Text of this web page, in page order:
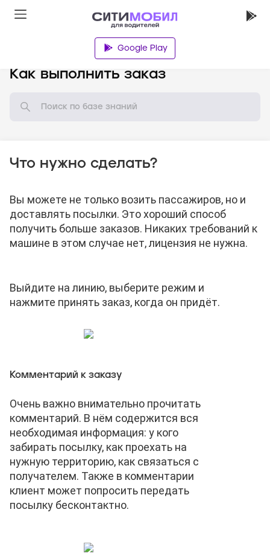
Google Play
Как выполнить заказ
Что нужно сделать?
Вы можете не только возить пассажиров, но и
доставлять посылки. Это хороший способ
получить больше заказов. Никаких требований к
машине в этом случае нет, лицензия не нужна.
Выйдите на линию, выберите режим и
нажмите принять заказ, когда он придёт.
Комментарий к заказу
Очень важно внимательно прочитать
комментарий. В нём содержится вся
необходимая информация: у кого
забирать посылку, как проехать на
нужную территорию, как связаться с
получателем. Также в комментарии
клиент может попросить передать
посылку бесконтактно.